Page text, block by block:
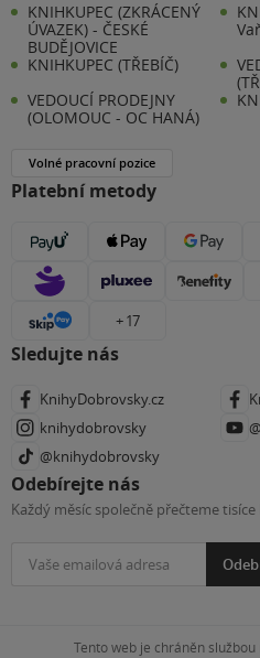
KNIHKUPEC (ZKRÁCENÝ
ÚVAZEK) - ČESKÉ
BUDĚJOVICE
KNIHKUPEC (TŘEBÍČ)
VEDOUCÍ PRODEJNY
(OLOMOUC - OC HANÁ)
Volné pracovní pozice
Platební metody
+ 17
Sledujte nás
KnihyDobrovsky.cz
knihydobrovsky
@knihydobrovsky
Odebírejte nás
Každý měsíc společně přečteme tisíce
Tento web je chráněn